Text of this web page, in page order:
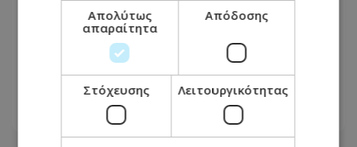
Η Κύπρος του 2070: Όταν ένας στους
τρεις πολίτες θα είναι άνω των 65
ετών - Η δημογραφική βόμβα
Απολύτως
απαραίτητα
Απόδοσης
Στόχευσης Λειτουργικότητας